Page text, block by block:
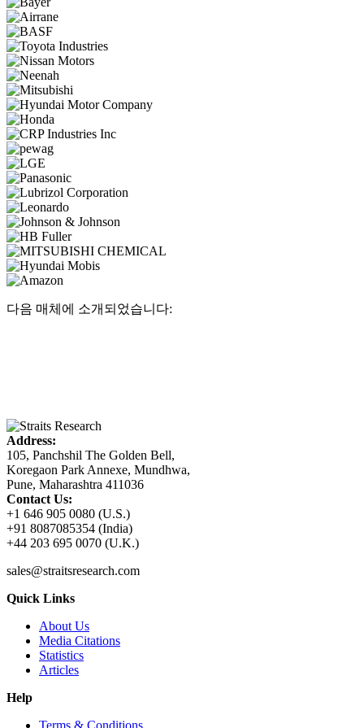
다음 매체에 소개되었습니다:
Address:
105, Panchshil The Golden Bell,
Koregaon Park Annexe, Mundhwa,
Pune, Maharashtra 411036
Contact Us:
+1 646 905 0080 (U.S.)
+91 8087085354 (India)
+44 203 695 0070 (U.K.)
sales@straitsresearch.com
Quick Links
About Us
Media Citations
Statistics
Articles
Help